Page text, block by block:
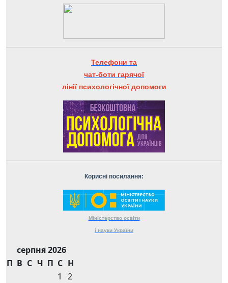
Телефони та
чат-боти гарячої
лінії психологічної допомоги
Корисні посилання:
Міністерство освіти
і науки України
серпня 2026
П В С Ч П С Н
1
2